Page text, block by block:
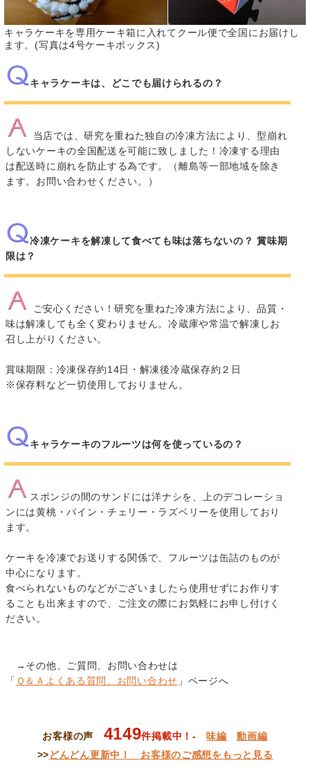
キャラケーキを専用ケーキ箱に入れてクール便で全国にお届けし
ます。(写真は4号ケーキボックス)
キャラケーキは、どこでも届けられるの？
当店では、研究を重ねた独自の冷凍方法により、型崩れ
しないケーキの全国配送を可能に致しました！冷凍する理由
は配送時に崩れを防止する為です。（離島等一部地域を除き
ます。お問い合わせください。）
冷凍ケーキを解凍して食べても味は落ちないの？ 賞味期
限は？
ご安心ください！研究を重ねた冷凍方法により、品質・
味は解凍しても全く変わりません。冷蔵庫や常温で解凍しお
召し上がりください。
賞味期限：冷凍保存約14日・解凍後冷蔵保存約２日
※保存料など一切使用しておりません。
キャラケーキのフルーツは何を使っているの？
スポンジの間のサンドには洋ナシを、上のデコレーショ
ンには黄桃・パイン・チェリー・ラズベリーを使用しており
ます。
ケーキを冷凍でお送りする関係で、フルーツは缶詰のものが
中心になります。
食べられないものなどがございましたら使用せずにお作りす
ることも出来ますので、ご注文の際にお気軽にお申し付けく
ださい。
→その他、ご質問、お問い合わせは
「 Ｑ＆Ａよくある質問、お問い合わせ 」ページへ
お客様の声 4149件掲載中！ - 味編
動画編
>>どんどん更新中！ お客様のご感想をもっと見る